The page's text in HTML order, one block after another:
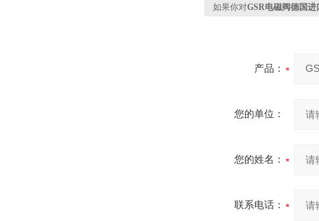
如果你对GSR电磁阀德国进
产品：
您的单位：
您的姓名：
联系电话：